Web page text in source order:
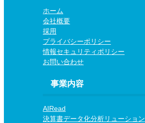
ホーム
会社概要
採用
プライバシーポリシー
情報セキュリティポリシー
お問い合わせ
事業内容
AIRead
決算書データ化分析リューション